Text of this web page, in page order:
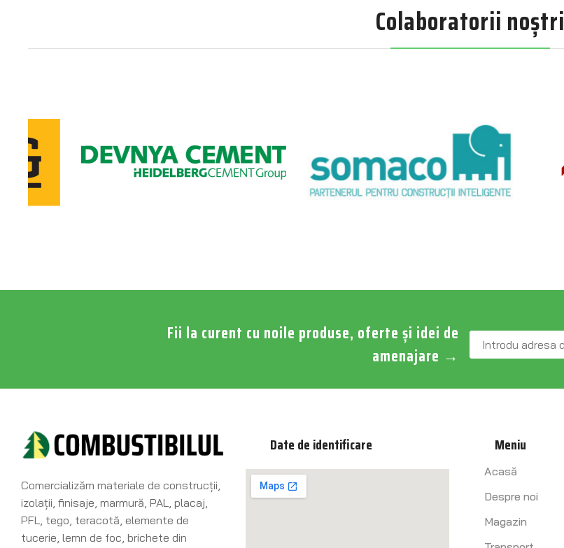
Colaboratorii noștri
Fii la curent cu noile produse, oferte și idei de
amenajare →
Comercializăm materiale de construcţii,
izolaţii, finisaje, marmură, PAL, placaj,
PFL, tego, teracotă, elemente de
tucerie, lemn de foc, brichete din
Date de identificare Meniu
Acasă
Despre noi
Magazin